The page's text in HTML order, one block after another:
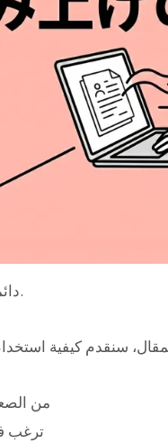
مرحباً، شكراً لاستخدامكم Ondoku دائماً.
من
ترغب